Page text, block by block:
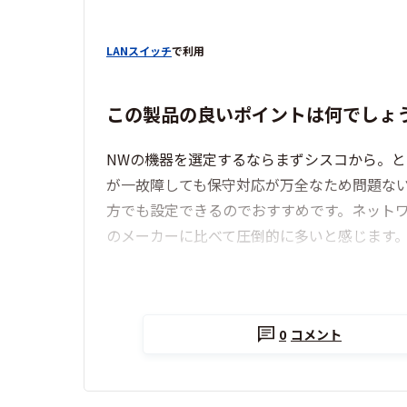
LANスイッチで利用
この製品の良いポイントは何でしょ
NWの機器を選定するならまずシスコから。
が一故障しても保守対応が万全なため問題な
方でも設定できるのでおすすめです。ネッ
のメーカーに比べて圧倒的に多いと感じます
0 コメント